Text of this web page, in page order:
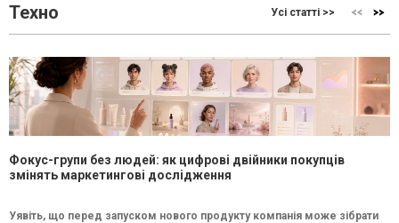
Техно Усі статті >>
Фокус-групи без людей: як цифрові двійники покупців
змінять маркетингові дослідження
Уявіть, що перед запуском нового продукту компанія може зібрати